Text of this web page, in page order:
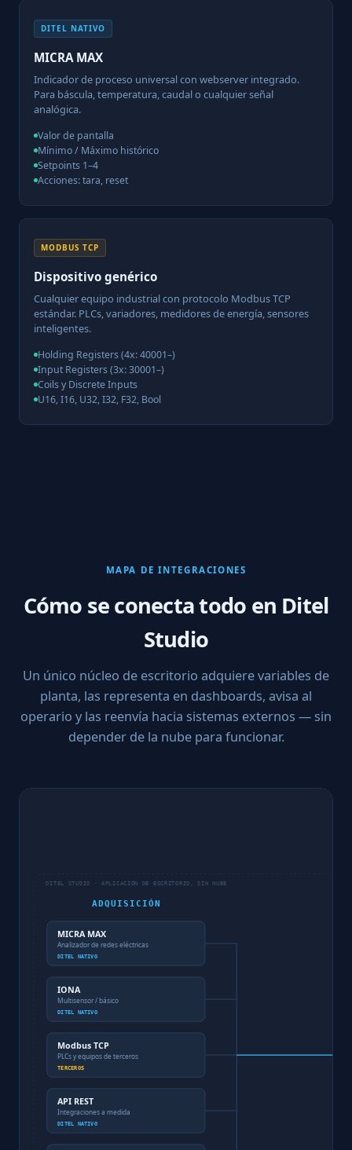
DITEL NATIVO
MICRA MAX
Indicador de proceso universal con webserver integrado.
Para báscula, temperatura, caudal o cualquier señal
analógica.
Valor de pantalla
Mínimo / Máximo histórico
Setpoints 1–4
Acciones: tara, reset
MODBUS TCP
Dispositivo genérico
Cualquier equipo industrial con protocolo Modbus TCP
estándar. PLCs, variadores, medidores de energía, sensores
inteligentes.
Holding Registers (4x: 40001–)
Input Registers (3x: 30001–)
Coils y Discrete Inputs
U16, I16, U32, I32, F32, Bool
MAPA DE INTEGRACIONES
Cómo se conecta todo en Ditel
Studio
Un único núcleo de escritorio adquiere variables de
planta, las representa en dashboards, avisa al
operario y las reenvía hacia sistemas externos — sin
depender de la nube para funcionar.
DITEL STUDIO · APLICACIÓN DE ESCRITORIO, SIN NUBE
ADQUISICIÓN
MICRA MAX
Analizador de redes eléctricas
DITEL NATIVO
IONA
Multisensor / básico
DITEL NATIVO
Modbus TCP
PLCs y equipos de terceros
TERCEROS
API REST
Integraciones a medida
DITEL NATIVO